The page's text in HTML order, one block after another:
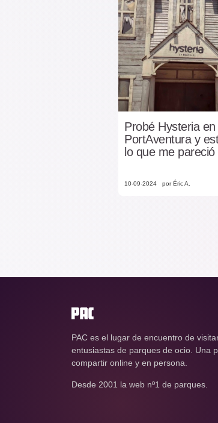
Probé Hysteria en
PortAventura y
lo que me pareció
10-09-2024 por Éric A.
PAC es el lugar de encuentro de
entusiastas de parques de ocio. Una
compartir online y en persona.
Desde 2001 la web nº1 de parques.